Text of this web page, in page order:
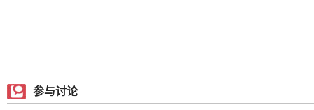
参与讨论